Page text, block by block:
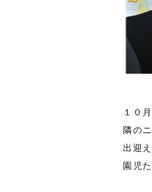
１０
隣の
出迎
園児